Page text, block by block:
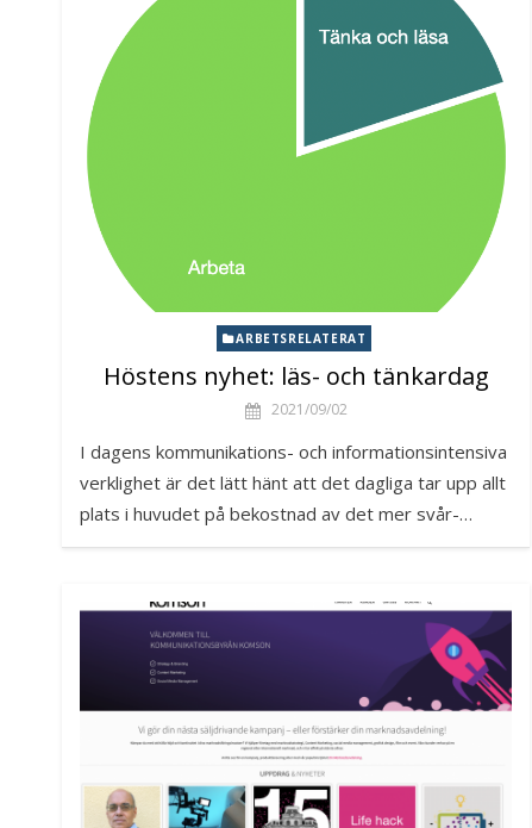
ARBETSRELATERAT
Höstens nyhet: läs- och tänkardag
2021/09/02
I dagens kommunikations- och informationsintensiva
verklighet är det lätt hänt att det dagliga tar upp allt
plats i huvudet på bekostnad av det mer svår-…